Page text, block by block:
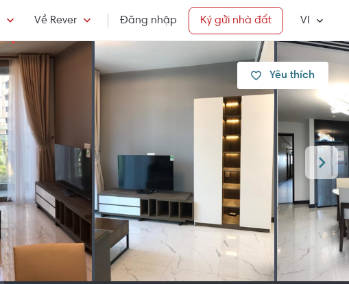
Về Rever Đăng nhập Ký gửi nhà đất VI
Yêu thích